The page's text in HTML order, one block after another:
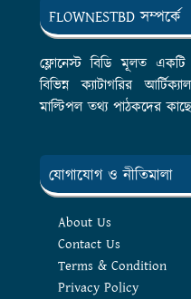
FLOWNESTBD সম্পর্কে
ফ্লোনেস্ট বিডি মূলত একটি
বিভিন্ন ক্যাটাগরির
মাল্টিপল তথ্য পাঠকদের
যোগাযোগ ও নীতিমালা
About Us
Contact Us
Terms & Condition
Privacy Policy